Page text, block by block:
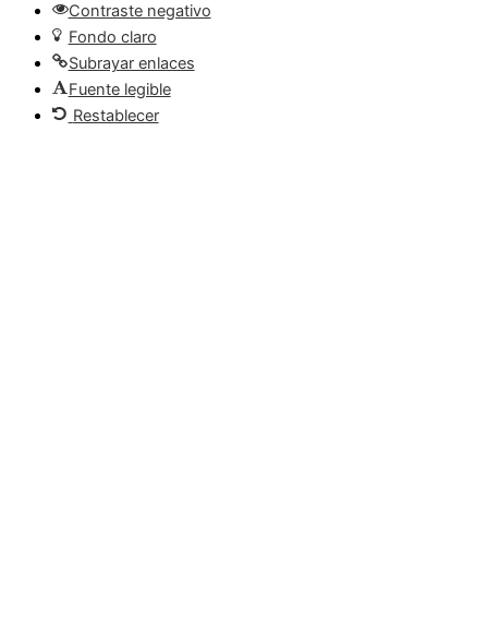
Contraste negativo
Fondo claro
Subrayar enlaces
Fuente legible
Restablecer